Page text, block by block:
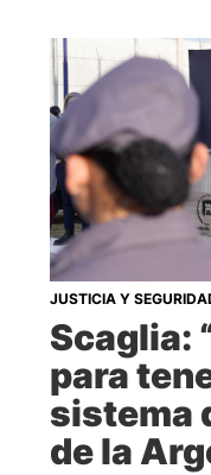
JUSTICIA Y
Scaglia:
para
sistema
de la